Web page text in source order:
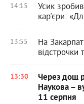
14:15
Усик
кар'єри:
13:55
На
відстрочки
13:30
Через дощ
Наукова –
11 серпня